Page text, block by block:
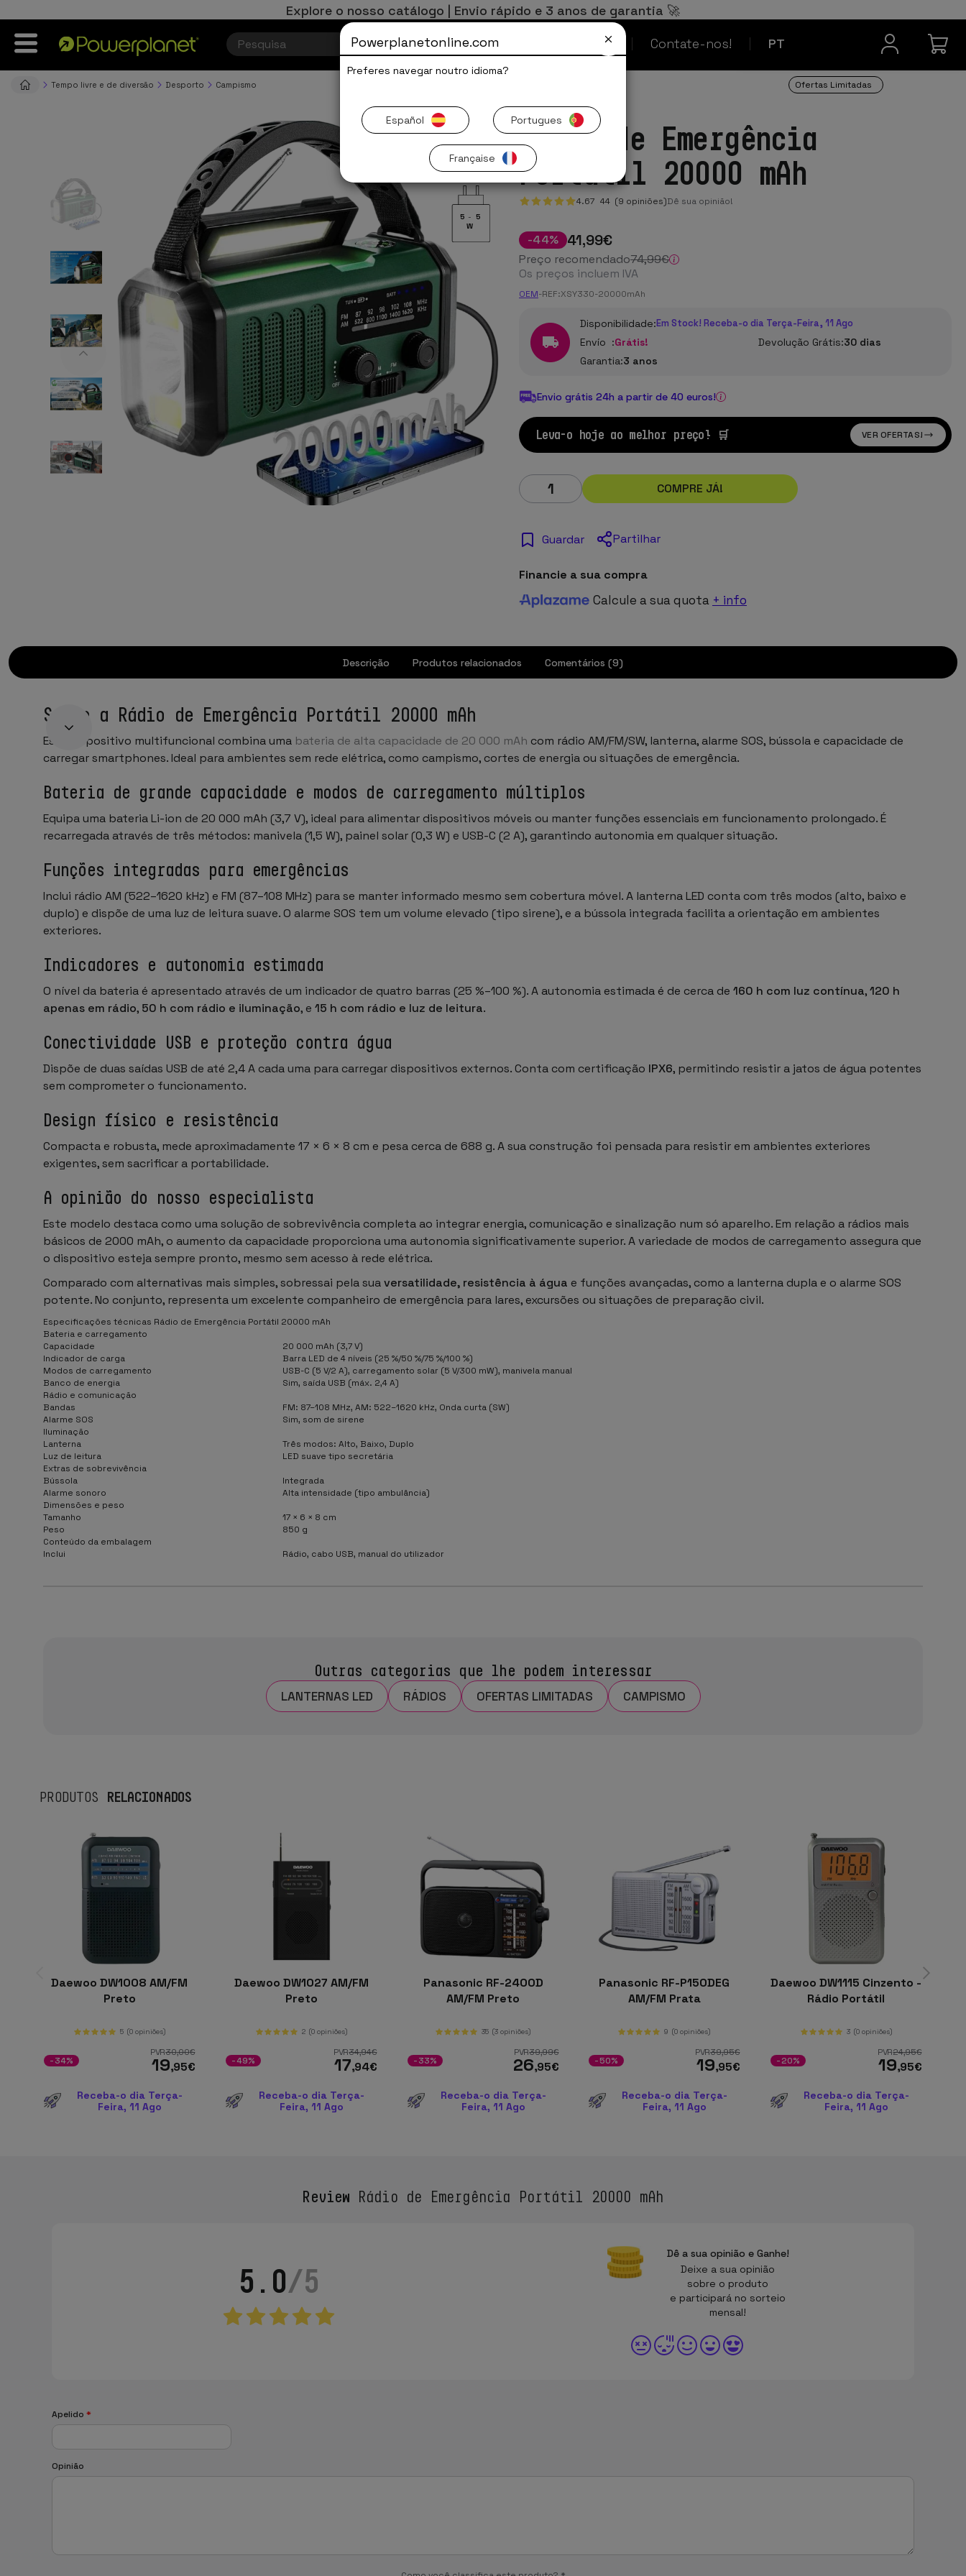
Explore o nosso catálogo | Envio rápido e 3 anos de garantia 🚀
PT
Ofertas Limitadas Contate-nos!
Contacto
Tempo livre e de diversão Desporto Campismo Ofertas Limitadas
5 - 5
W
Rádio de Emergência
Portátil 20000 mAh
4.67 44 (9 opiniões)Dê sua opinião!
-44% 41,99€
Preço recomendado74,99€
Os preços incluem IVA
OEM-REF:XSY330-20000mAh
Disponibilidade:Em Stock! Receba-o dia Terça-Feira, 11 Ago
Envío :Grátis! Devolução Grátis:30 dias
Garantia:3 anos
Envio grátis 24h a partir de 40 euros!
Leva-o hoje ao melhor preço! 🛒 VER OFERTAS!
COMPRE JÁ!
Guardar Partilhar
Financie a sua compra
Calcule a sua quota + info
Descrição Produtos relacionados Comentários (9)
Sobre a Rádio de Emergência Portátil 20000 mAh
Este dispositivo multifuncional combina uma bateria de alta capacidade de 20 000 mAh com rádio AM/FM/SW, lanterna, alarme SOS, bússola e capacidade de
carregar smartphones. Ideal para ambientes sem rede elétrica, como campismo, cortes de energia ou situações de emergência.
Bateria de grande capacidade e modos de carregamento múltiplos
Equipa uma bateria Li-ion de 20 000 mAh (3,7 V), ideal para alimentar dispositivos móveis ou manter funções essenciais em funcionamento prolongado. É
recarregada através de três métodos: manivela (1,5 W), painel solar (0,3 W) e USB-C (2 A), garantindo autonomia em qualquer situação.
Funções integradas para emergências
Inclui rádio AM (522–1620 kHz) e FM (87–108 MHz) para se manter informado mesmo sem cobertura móvel. A lanterna LED conta com três modos (alto, baixo e
duplo) e dispõe de uma luz de leitura suave. O alarme SOS tem um volume elevado (tipo sirene), e a bússola integrada facilita a orientação em ambientes
exteriores.
Indicadores e autonomia estimada
O nível da bateria é apresentado através de um indicador de quatro barras (25 %–100 %). A autonomia estimada é de cerca de 160 h com luz contínua,120 h
apenas em rádio, 50 h com rádio e iluminação, e 15 h com rádio e luz de leitura.
Conectividade USB e proteção contra água
Dispõe de duas saídas USB de até 2,4 A cada uma para carregar dispositivos externos. Conta com certificação IPX6, permitindo resistir a jatos de água potentes
sem comprometer o funcionamento.
Design físico e resistência
Compacta e robusta, mede aproximadamente 17 × 6 × 8 cm e pesa cerca de 688 g. A sua construção foi pensada para resistir em ambientes exteriores
exigentes, sem sacrificar a portabilidade.
A opinião do nosso especialista
Este modelo destaca como uma solução de sobrevivência completa ao integrar energia, comunicação e sinalização num só aparelho. Em relação a rádios mais
básicos de 2000 mAh, o aumento da capacidade proporciona uma autonomia significativamente superior. A variedade de modos de carregamento assegura que
o dispositivo esteja sempre pronto, mesmo sem acesso à rede elétrica.
Comparado com alternativas mais simples, sobressai pela suaversatilidade, resistência à água e funções avançadas, como a lanterna dupla e o alarme SOS
potente. No conjunto, representa um excelente companheiro de emergência para lares, excursões ou situações de preparação civil.
Especificações técnicas Rádio de Emergência Portátil 20000 mAh
Bateria e carregamento
Capacidade
20 000 mAh (3,7 V)
Indicador de carga
Barra LED de 4 níveis (25 %/50 %/75 %/100 %)
Modos de carregamento
USB-C (5 V/2 A), carregamento solar (5 V/300 mW), manivela manual
Banco de energia
Sim, saída USB (máx. 2,4 A)
Rádio e comunicação
Bandas
FM: 87–108 MHz, AM: 522–1620 kHz, Onda curta (SW)
Alarme SOS
Sim, som de sirene
Iluminação
Lanterna
Três modos: Alto, Baixo, Duplo
Luz de leitura
LED suave tipo secretária
Extras de sobrevivência
Bússola
Integrada
Alarme sonoro
Alta intensidade (tipo ambulância)
Dimensões e peso
Tamanho
17 × 6 × 8 cm
Peso
850 g
Conteúdo da embalagem
Inclui
Rádio, cabo USB, manual do utilizador
Outras categorias que lhe podem interessar
LANTERNAS LED RÁDIOS OFERTAS LIMITADAS CAMPISMO
PRODUTOS RELACIONADOS
Daewoo DW1008 AM/FM
Preto
5 (0 opiniões)
PVR30,00€
19,95€
-34%
Receba-o dia Terça-
Feira, 11 Ago
Daewoo DW1027 AM/FM
Preto
2 (0 opiniões)
PVR34,94€
17,94€
-49%
Receba-o dia Terça-
Feira, 11 Ago
Panasonic RF-2400D
AM/FM Preto
35 (3 opiniões)
PVR39,99€
26,95€
-33%
Receba-o dia Terça-
Feira, 11 Ago
Panasonic RF-P150DEG
AM/FM Prata
9 (0 opiniões)
PVR39,95€
19,95€
-50%
Receba-o dia Terça-
Feira, 11 Ago
Daewoo DW1115 Cinzento -
Rádio Portátil
3 (0 opiniões)
PVR24,95€
19,95€
-20%
Receba-o dia Terça-
Feira, 11 Ago
Review Rádio de Emergência Portátil 20000 mAh
5.0/5
Dê a sua opinião e Ganhe!
Deixe a sua opinião
sobre o produto
e participará no sorteio
mensal!
Apelido *
Opinião
Powerplanetonline.com
Preferes navegar noutro idioma?
Español Portugues
Française